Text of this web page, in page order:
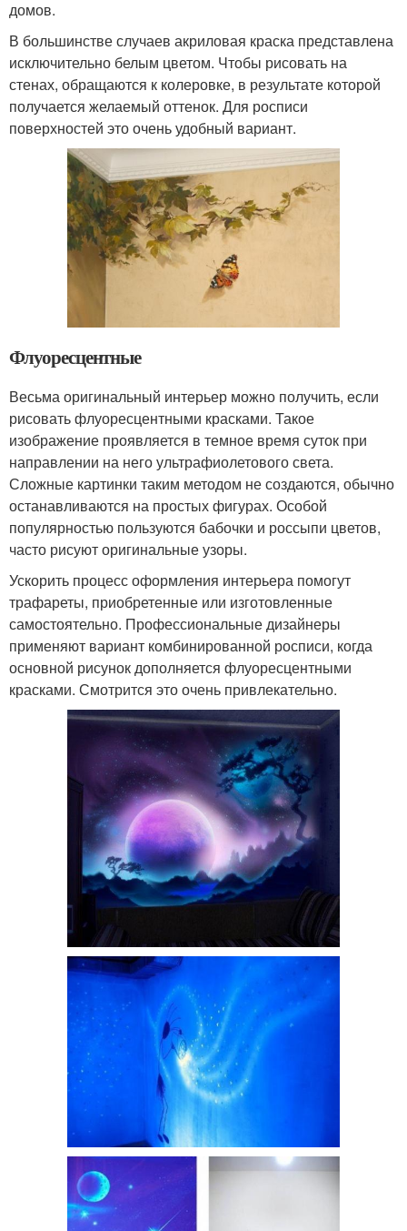
домов.
В большинстве случаев акриловая краска представлена
исключительно белым цветом. Чтобы рисовать на
стенах, обращаются к колеровке, в результате которой
получается желаемый оттенок. Для росписи
поверхностей это очень удобный вариант.
Флуоресцентные
Весьма оригинальный интерьер можно получить, если
рисовать флуоресцентными красками. Такое
изображение проявляется в темное время суток при
направлении на него ультрафиолетового света.
Сложные картинки таким методом не создаются, обычно
останавливаются на простых фигурах. Особой
популярностью пользуются бабочки и россыпи цветов,
часто рисуют оригинальные узоры.
Ускорить процесс оформления интерьера помогут
трафареты, приобретенные или изготовленные
самостоятельно. Профессиональные дизайнеры
применяют вариант комбинированной росписи, когда
основной рисунок дополняется флуоресцентными
красками. Смотрится это очень привлекательно.